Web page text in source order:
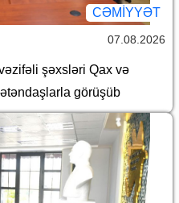
CƏMİYYƏT
07.08.2026
şəxsləri Qax və
görüşüb